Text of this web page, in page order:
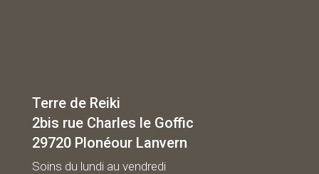
Terre de Reiki
2bis rue Charles le Goffic
29720 Plonéour Lanvern
Soins du lundi au vendredi